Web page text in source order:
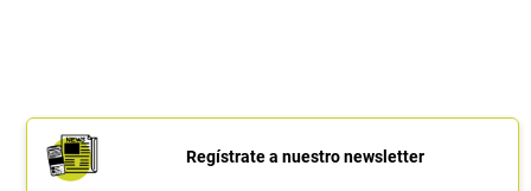
Regístrate a nuestro newsletter